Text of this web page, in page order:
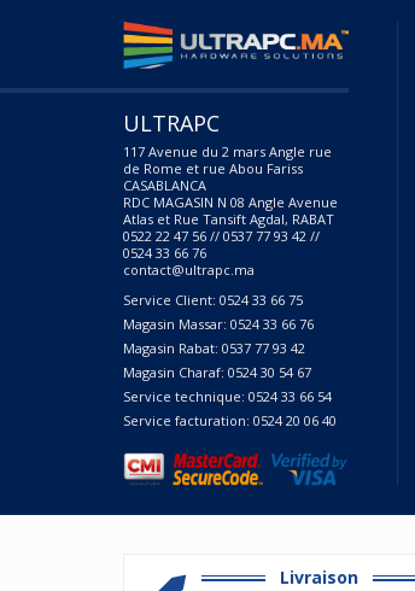
ULTRAPC
117 Avenue du 2 mars Angle rue
de Rome et rue Abou Fariss
CASABLANCA
RDC MAGASIN N 08 Angle Avenue
Atlas et Rue Tansift Agdal, RABAT
0522 22 47 56 // 0537 77 93 42 //
0524 33 66 76
contact@ultrapc.ma
Service Client: 0524 33 66 75
Magasin Massar: 0524 33 66 76
Magasin Rabat: 0537 77 93 42
Magasin Charaf: 0524 30 54 67
Service technique: 0524 33 66 54
Service facturation: 0524 20 06 40
Livraison